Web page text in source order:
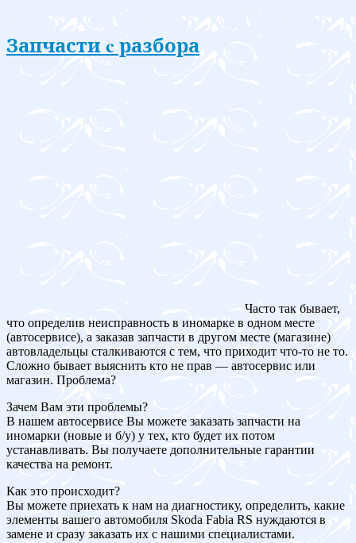
Запчасти c разбора
Часто так бывает,
что определив неисправность в иномарке в одном месте
(автосервисе), а заказав запчасти в другом месте (магазине)
автовладельцы сталкиваются с тем, что приходит что-то не то.
Сложно бывает выяснить кто не прав — автосервис или
магазин. Проблема?
Зачем Вам эти проблемы?
В нашем автосервисе Вы можете заказать запчасти на
иномарки (новые и б/у) у тех, кто будет их потом
устанавливать. Вы получаете дополнительные гарантии
качества на ремонт.
Как это происходит?
Вы можете приехать к нам на диагностику, определить, какие
элементы вашего автомобиля Skoda Fabia RS нуждаются в
замене и сразу заказать их с нашими специалистами.